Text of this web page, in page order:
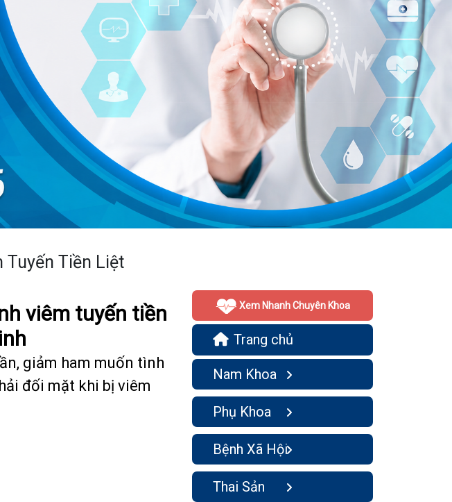
Tuyến Tiền Liệt
viêm tuyến tiền
giảm ham muốn tình
đối mặt khi bị viêm
Xem Nhanh Chuyên Khoa
Trang chủ
Nam Khoa
Phụ Khoa
Bệnh Xã Hội
Thai Sản